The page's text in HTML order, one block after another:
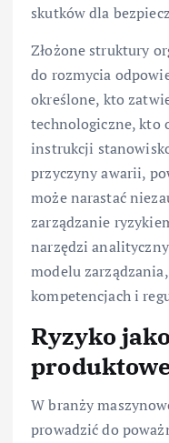
skutków dla
Złożone struktury
do rozmycia
określone, kto
technologiczne, kto
instrukcji
przyczyny awarii,
może narastać
zarządzanie
narzędzi
modelu
kompetencjach i
Ryzyko
W branży
prowadzić do